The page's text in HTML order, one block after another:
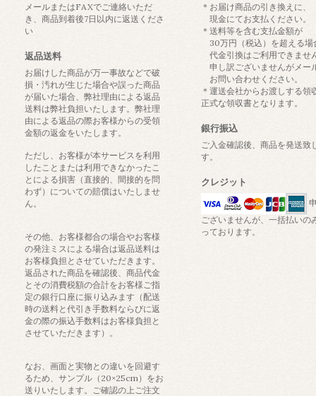
メールまたはFAXでご連絡いただ
き、商品到着後7日以内に返送くださ
い
返品送料
お届けした商品が万一事故などで破
損・汚れが生じた場合や誤った商品
が届いた場合、弊社理由による返品
送料は弊社負担いたします。弊社理
由による返品の際お客様からの受領
金額の返金をいたします。
ただし、お客様が本サービスを利用
したことまたは利用できなかったこ
とによる損害（直接的、間接的を問
わず）についての賠償はいたしませ
ん。
その他、お客様都合の場合やお客様
の発注ミスによる場合は返品送料は
お客様負担とさせていただきます。
返品された商品を確認後、商品代金
とその消費税額の合計をお客様ご指
定の銀行口座に振り込みます（配送
時の送料と代引き手数料ならびに返
金の際の振込手数料はお客様負担と
させていただきます）。
なお、画面と実物との違いを回避す
るため、サンプル（20×25cm）をお
送りいたします。ご確認の上ご注文
＊お届け商品の引き換えに、
現金にてお支払ください。
＊送料等を含む支払金額が
30万円（税込）を超える場
代金引換はご利用できませ
申し訳ございませんがメー
お問い合わせください。
＊運送会社からお渡しする領
正式な領収書となります。
銀行振込
ご入金確認後、商品を発送致
す。
クレジット
ございませんが、一括払いの
っております。